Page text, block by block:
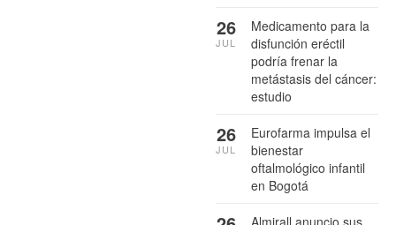
Medicamento para la
disfunción eréctil
podría frenar la
metástasis del cáncer:
estudio
26
JUL
Eurofarma impulsa el
bienestar
oftalmológico infantil
en Bogotá
26
JUL